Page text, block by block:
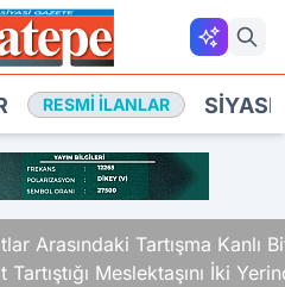
RESMI İLANLAR
Arasındaki Tartışma Kanlı Bitti.
Meslektaşını İki